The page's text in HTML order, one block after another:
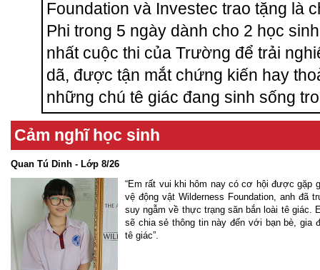
Foundation và Investec trao tặng là
Phi trong 5 ngày dành cho 2 học
nhất cuộc thi của Trường để trải
dã, được tận mắt chứng kiến hay
những chú tê giác đang sinh sống
Cảm nghĩ học sinh
Quan Tú Dinh - Lớp 8/26
“Em rất vui khi hôm nay có cơ hội được gặp
vệ động vật Wilderness Foundation, anh đã
suy ngẫm về thực trạng săn bắn loài tê giác.
sẽ chia sẻ thông tin này đến với bạn bè, gia
tê giác”.